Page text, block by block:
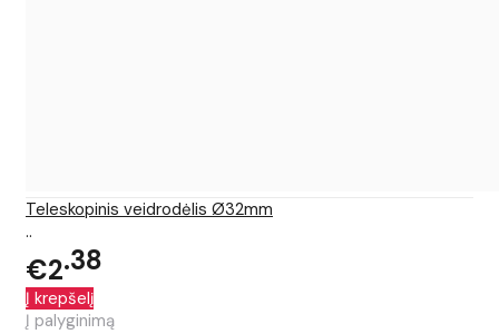
Teleskopinis veidrodėlis Ø32mm
..
€2 38
Į krepšelį
Į palyginimą